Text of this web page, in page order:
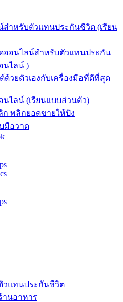
สำหรับตัวแทนประกันชีวิต (เรียน
ออนไลน์สำหรับตัวแทนประกัน
นไลน์ )
ด้วยตัวเองกับเครื่องมือที่ดีที่สุด
ไลน์ (เรียนแบบส่วนตัว)
ก พลิกยอดขายให้ปัง
มือวาด
วแทนประกันชีวิต
านอาหาร